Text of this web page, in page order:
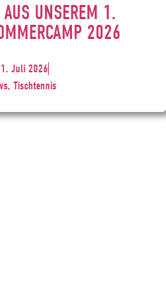
UNSEREM 1.
2026
Juli 2026
Tischtennis